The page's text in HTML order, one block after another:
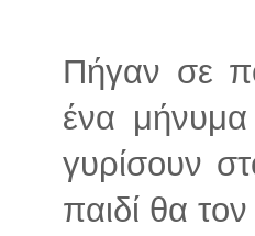
Πήγαν σε
ένα
γυρίσουν
παιδί θα